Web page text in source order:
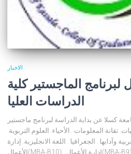
الاخبار
لبرنامج الماجستير كلية
الدراسات العليا
كسلا عن بداية الدراسة لبرنامج ماجستير
تقانة المعلومات . الأحياء. العلوم التربوية.
وآدابها . الجغرافيا . اللغة الانجليزية. إدارة
الأعمال(MBA-B10) . إدارة الأعمال(MBA-B9) . الدبلوم العالي في :_